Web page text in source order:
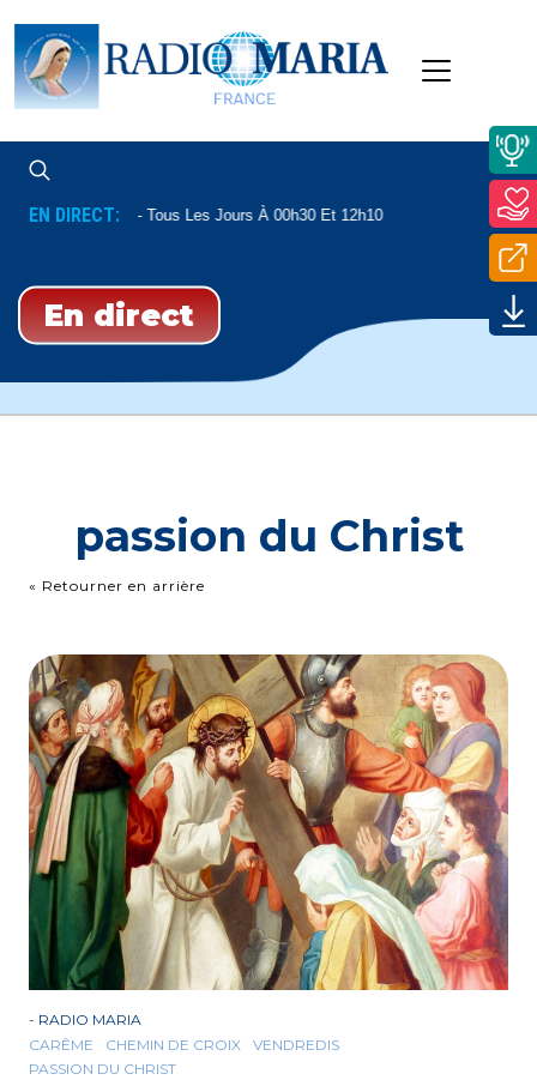
EN DIRECT:
Psaumes Tous Les Jours À 00h30 Et 12h10
En direct
passion du Christ
« Retourner en arrière
- RADIO MARIA
CARÊME
CHEMIN DE CROIX
VENDREDIS
PASSION DU CHRIST